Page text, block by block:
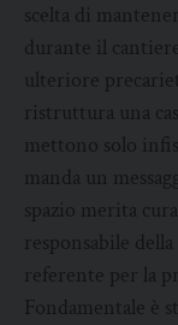
scelta di
durante il
ulteriore
ristruttura una
mettono solo
manda un
spazio merita
responsabile
referente per la
Fondamentale è